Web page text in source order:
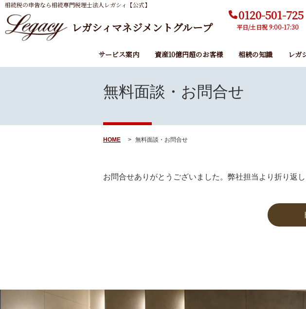
相続税の申告なら相続専門税理士法人レガシィ【公式】
レガシィマネジメントグループ
0120-501-725
平日/土日祝 9:00-17:30
サービス案内 資産10億円超のお客様 相続の知識 レガ
無料面談・お問合せ
HOME 無料面談・お問合せ
お問合せありがとうございました。弊社担当より折り返し